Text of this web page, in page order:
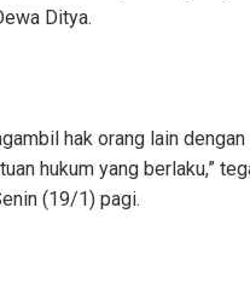
Ditya.
hak orang lain
hukum yang berlaku,”
(19/1) pagi.